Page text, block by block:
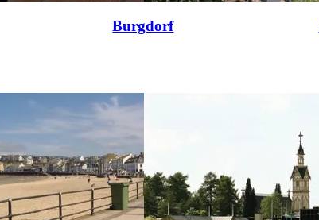
Burgdorf